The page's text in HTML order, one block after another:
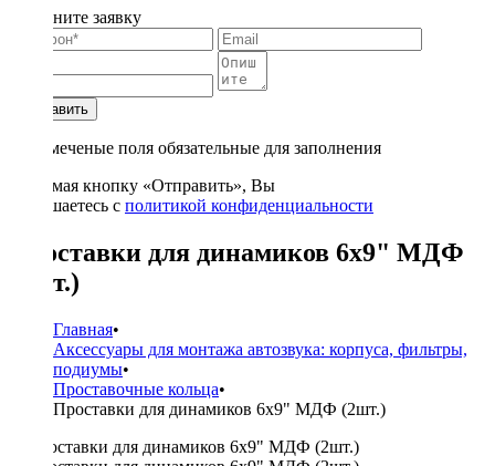
Заполните заявку
Отправить
* - отмеченые поля обязательные для заполнения
Нажимая кнопку «Отправить», Вы
соглашаетесь с политикой конфиденциальности
Проставки для динамиков 6x9" МДФ
(2шт.)
Главная•
Аксессуары для монтажа автозвука: корпуса, фильтры,
подиумы•
Проставочные кольца•
Проставки для динамиков 6x9" МДФ (2шт.)